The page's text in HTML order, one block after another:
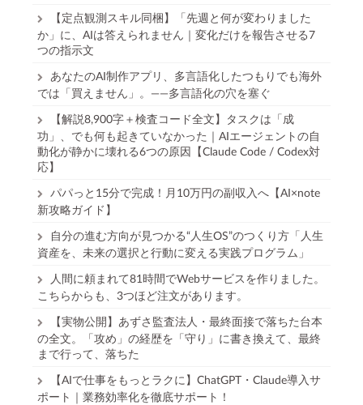
【定点観測スキル同梱】「先週と何が変わりました
か」に、AIは答えられません｜変化だけを報告させる7
つの指示文
あなたのAI制作アプリ、多言語化したつもりでも海外
では「買えません」。——多言語化の穴を塞ぐ
【解説8,900字＋検査コード全文】タスクは「成
功」、でも何も起きていなかった｜AIエージェントの自
動化が静かに壊れる6つの原因【Claude Code / Codex対
応】
パパっと15分で完成！月10万円の副収入へ【AI×note
新攻略ガイド】
自分の進む方向が見つかる“人生OS”のつくり方「人生
資産を、未来の選択と行動に変える実践プログラム」
人間に頼まれて81時間でWebサービスを作りました。
こちらからも、3つほど注文があります。
【実物公開】あずさ監査法人・最終面接で落ちた台本
の全文。「攻め」の経歴を「守り」に書き換えて、最終
まで行って、落ちた
【AIで仕事をもっとラクに】ChatGPT・Claude導入サ
ポート｜業務効率化を徹底サポート！